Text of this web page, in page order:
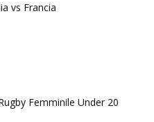
vs Francia
Femminile Under 20